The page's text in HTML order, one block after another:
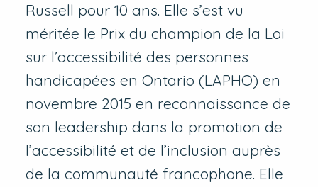
Russell pour 10 ans. Elle s’est vu
méritée le Prix du champion de la Loi
sur l’accessibilité des personnes
handicapées en Ontario (LAPHO) en
novembre 2015 en reconnaissance de
son leadership dans la promotion de
l’accessibilité et de l’inclusion auprès
de la communauté francophone. Elle